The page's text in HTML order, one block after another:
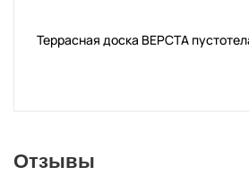
Террасная доска ВЕРСТА
Отзывы